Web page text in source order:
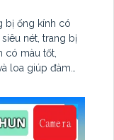
bị ống kính có
nét, trang bị
có màu tốt,
loa giúp đàm